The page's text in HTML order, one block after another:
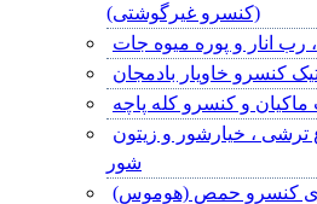
(کنسرو غیرگوشتی)
انار و پوره میوه جات
کنسرو خاویار بادمجان
و کنسرو کله پاچه
ترشی ، خیارشور و زیتون
شور
کنسرو حمص (هوموس)